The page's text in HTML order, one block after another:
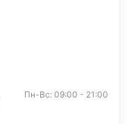
Пн-Вс: 09:00 - 21:00